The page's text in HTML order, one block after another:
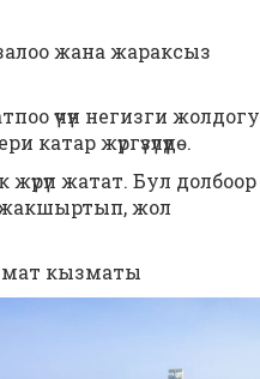
жана жараксыз
үчүн негизги жолдогу
жүргүзүлүүдө.
жатат. Бул долбоор
жакшыртып, жол
кызматы